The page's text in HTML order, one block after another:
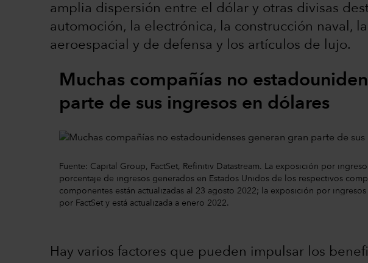
amplia dispersión entre el dólar y otras divisas
automoción, la electrónica, la construcción naval,
aeroespacial y de defensa y los artículos de lujo.
Muchas compañías no
parte de sus ingresos en dólares
Fuente: Capital Group, FactSet, Refinitiv Datastream. La exposición por
porcentaje de ingresos generados en Estados Unidos de los respectivos
componentes están actualizadas al 23 agosto 2022; la exposición por
por FactSet y está actualizada a enero 2022.
Hay varios factores que pueden impulsar los